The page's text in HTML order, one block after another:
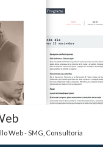
Web - SMG Consultoría